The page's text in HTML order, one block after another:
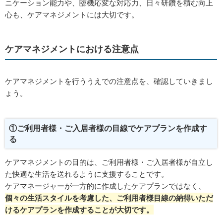
ニケーション能力や、臨機応変な対応力、日々研鑽を積む向上
心も、ケアマネジメントには大切です。
ケアマネジメントにおける注意点
ケアマネジメントを行ううえでの注意点を、確認していきまし
ょう。
①ご利用者様・ご入居者様の目線でケアプランを作成す
る
ケアマネジメントの目的は、ご利用者様・ご入居者様が自立し
た快適な生活を送れるように支援することです。
ケアマネージャーが一方的に作成したケアプランではなく、
個々の生活スタイルを考慮した、ご利用者様目線の納得いただ
けるケアプランを作成することが大切です。